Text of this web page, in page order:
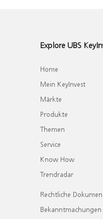
Explore UBS
Home
Mein KeyInvest
Märkte
Produkte
Themen
Service
Know How
Trendradar
Rechtliche
Bekanntmachungen